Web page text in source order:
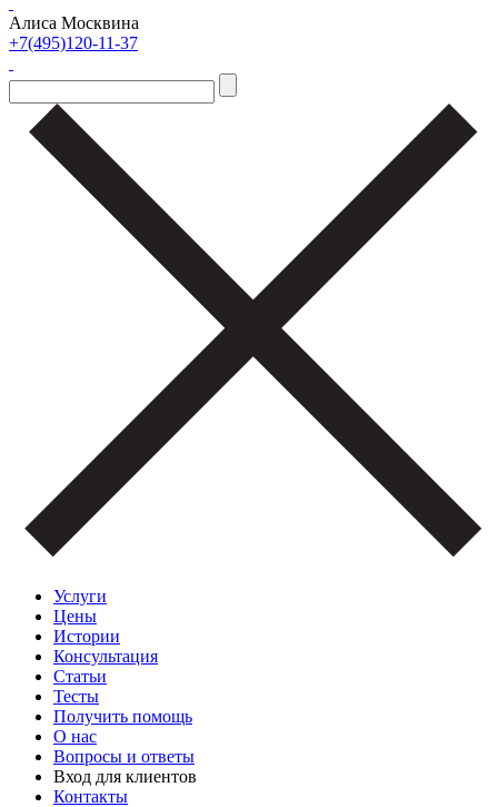
Алиса Москвина
+7(495)120-11-37
Услуги
Цены
Истории
Консультация
Статьи
Тесты
Получить помощь
О нас
Вопросы и ответы
Вход для клиентов
Контакты